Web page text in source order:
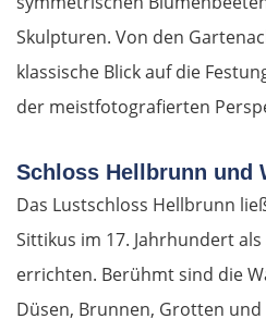
Skulpturen. Von den
klassische Blick auf die
der meistfotografierten
Schloss Hellbrunn und
Das Lustschloss Hellbrunn
Sittikus im 17. Jahrhundert
errichten. Berühmt sind die
Düsen, Brunnen, Grotten